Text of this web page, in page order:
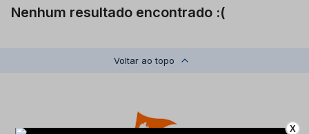
Nenhum resultado encontrado :(
Voltar ao topo
X